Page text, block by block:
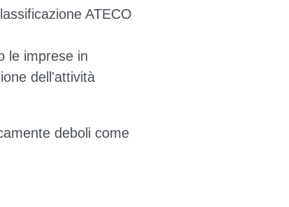
ATECO
le imprese in
dell'attività
deboli come